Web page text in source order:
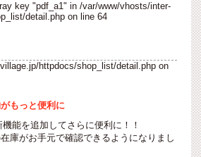
key "pdf_a1" in /var/www/vhosts/inter-
detail.php on line 64
httpdocs/shop_list/detail.php on
もっと便利に
能を追加してさらに便利に！！
庫がお手元で確認できるようになりまし